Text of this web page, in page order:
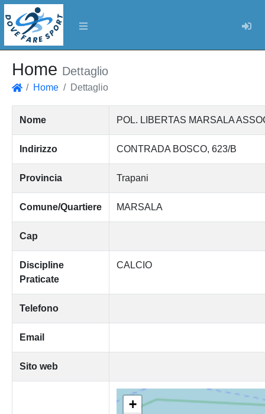
Home Dettaglio
Home Dettaglio
Nome POL. LIBERTAS MARSALA
Indirizzo CONTRADA BOSCO, 623/B
Provincia Trapani
Comune/Quartiere MARSALA
Cap
Discipline
Praticate
CALCIO
Telefono
Email
Sito web
+